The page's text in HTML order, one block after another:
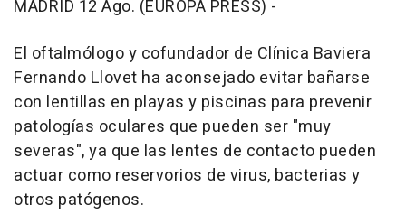
MADRID 12 Ago. (EUROPA PRESS) -
El oftalmólogo y cofundador de Clínica Baviera
Fernando Llovet ha aconsejado evitar bañarse
con lentillas en playas y piscinas para prevenir
patologías oculares que pueden ser "muy
severas", ya que las lentes de contacto pueden
actuar como reservorios de virus, bacterias y
otros patógenos.